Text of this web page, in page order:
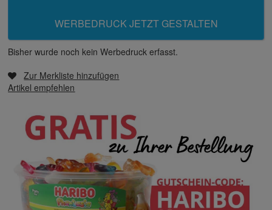
WERBEDRUCK JETZT GESTALTEN
Bisher wurde noch kein Werbedruck erfasst.
Zur Merkliste hinzufügen
Artikel empfehlen